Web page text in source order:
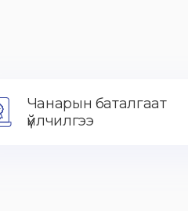
Чанарын баталгаат
үйлчилгээ